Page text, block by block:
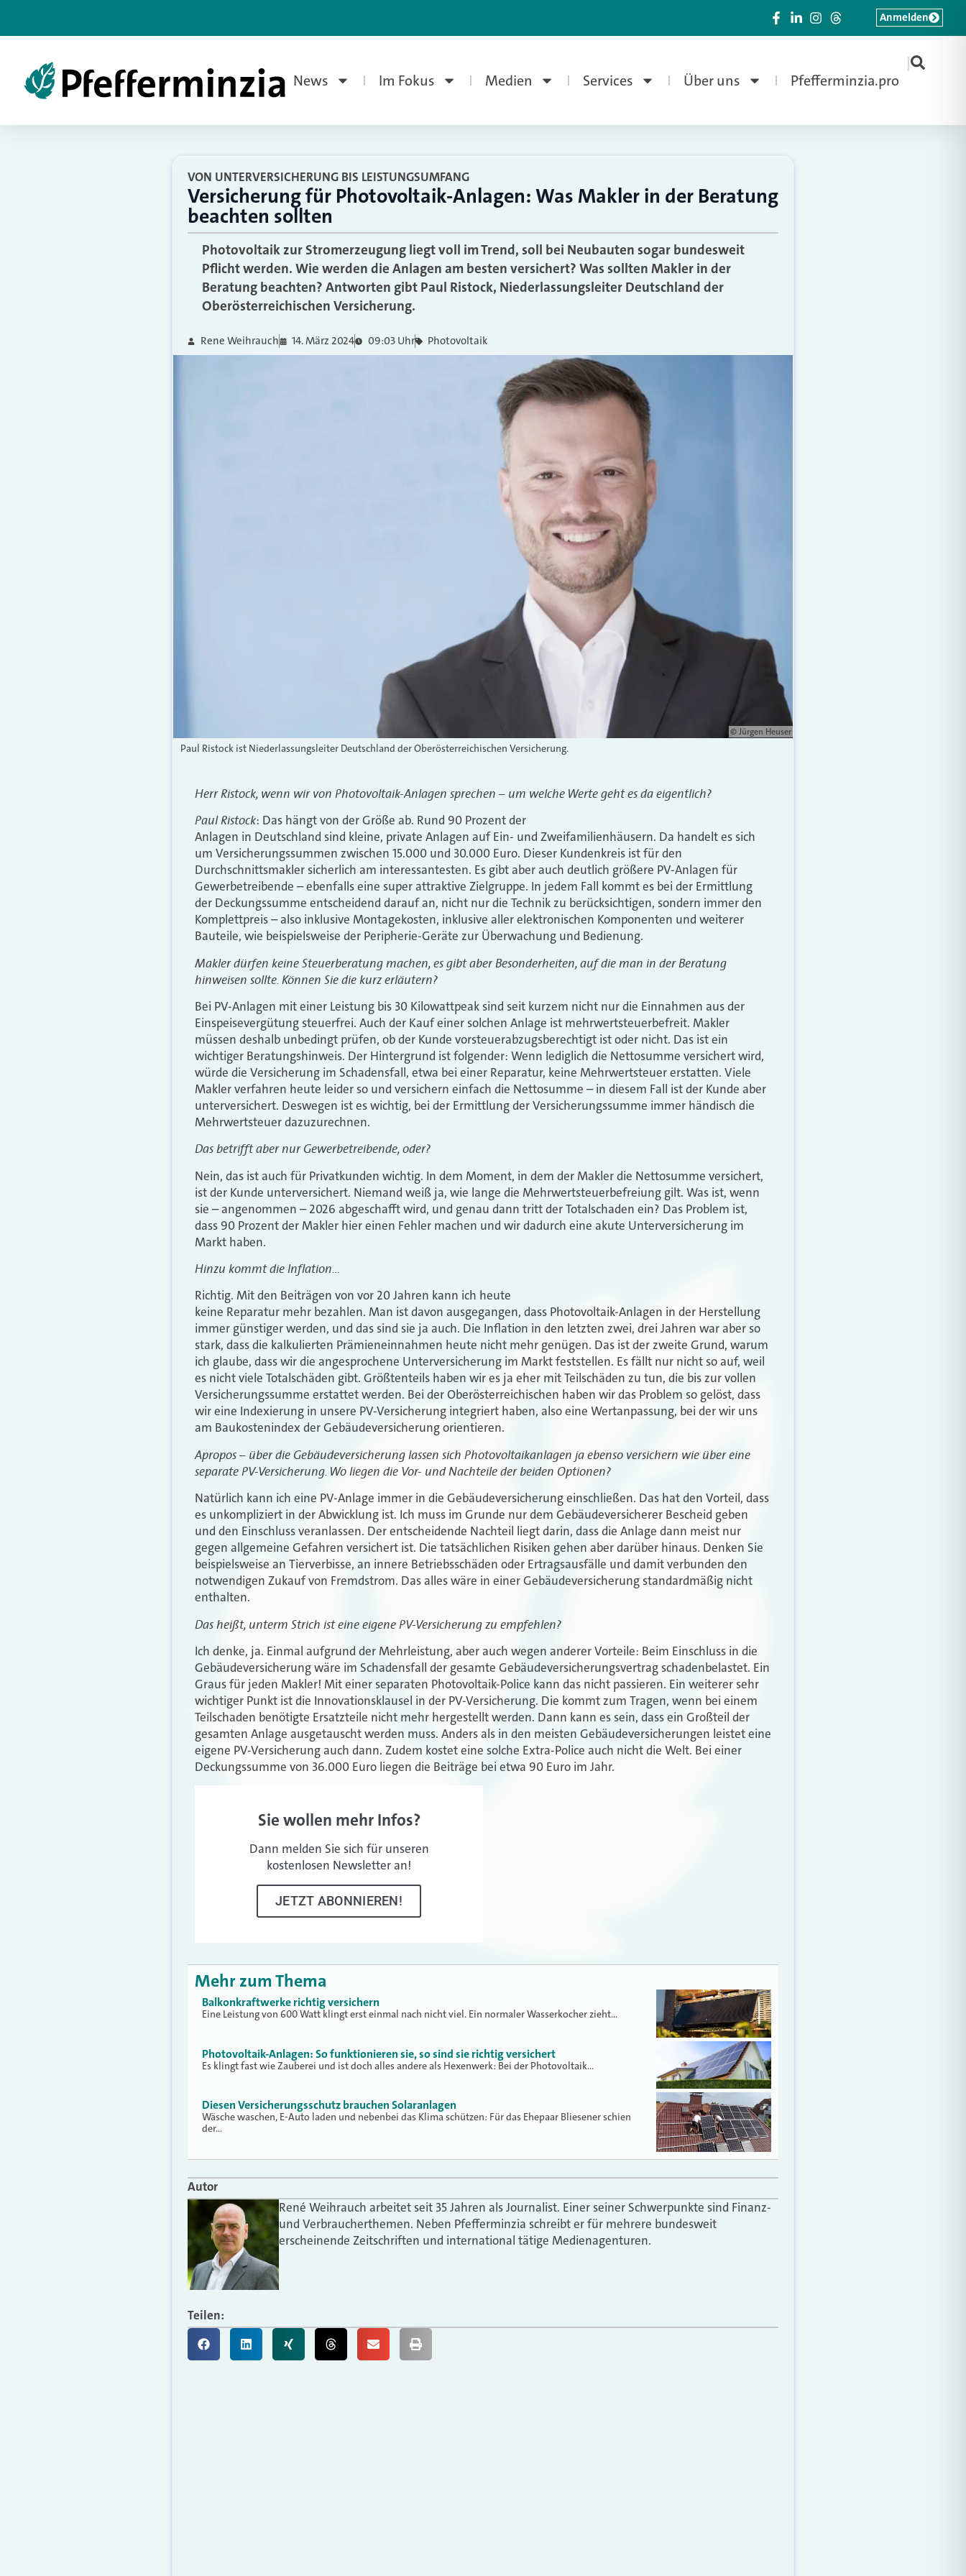
News Im Fokus Medien Services Über uns Pfefferminzia.pro
|
Anmelden
VON UNTERVERSICHERUNG BIS LEISTUNGSUMFANG
Versicherung für Photovoltaik-Anlagen: Was Makler in der Beratung
beachten sollten
Photovoltaik zur Stromerzeugung liegt voll im Trend, soll bei Neubauten sogar bundesweit
Pflicht werden. Wie werden die Anlagen am besten versichert? Was sollten Makler in der
Beratung beachten? Antworten gibt Paul Ristock, Niederlassungsleiter Deutschland der
Oberösterreichischen Versicherung.
Rene Weihrauch 14. März 2024 09:03 Uhr Photovoltaik
© Jürgen Heuser
Paul Ristock ist Niederlassungsleiter Deutschland der Oberösterreichischen Versicherung.
Herr Ristock, wenn wir von Photovoltaik-Anlagen sprechen – um welche Werte geht es da eigentlich?
Paul Ristock: Das hängt von der Größe ab. Rund 90 Prozent der
Anlagen in Deutschland sind kleine, private Anlagen auf Ein- und Zweifamilienhäusern. Da handelt es sich
um Versicherungssummen zwischen 15.000 und 30.000 Euro. Dieser Kundenkreis ist für den
Durchschnittsmakler sicherlich am interessantesten. Es gibt aber auch deutlich größere PV-Anlagen für
Gewerbetreibende – ebenfalls eine super attraktive Zielgruppe. In jedem Fall kommt es bei der Ermittlung
der Deckungssumme entscheidend darauf an, nicht nur die Technik zu berücksichtigen, sondern immer den
Komplettpreis – also inklusive Montagekosten, inklusive aller elektronischen Komponenten und weiterer
Bauteile, wie beispielsweise der Peripherie-Geräte zur Überwachung und Bedienung.
Makler dürfen keine Steuerberatung machen, es gibt aber Besonderheiten, auf die man in der Beratung
hinweisen sollte. Können Sie die kurz erläutern?
Bei PV-Anlagen mit einer Leistung bis 30 Kilowattpeak sind seit kurzem nicht nur die Einnahmen aus der
Einspeisevergütung steuerfrei. Auch der Kauf einer solchen Anlage ist mehrwertsteuerbefreit. Makler
müssen deshalb unbedingt prüfen, ob der Kunde vorsteuerabzugsberechtigt ist oder nicht. Das ist ein
wichtiger Beratungshinweis. Der Hintergrund ist folgender: Wenn lediglich die Nettosumme versichert wird,
würde die Versicherung im Schadensfall, etwa bei einer Reparatur, keine Mehrwertsteuer erstatten. Viele
Makler verfahren heute leider so und versichern einfach die Nettosumme – in diesem Fall ist der Kunde aber
unterversichert. Deswegen ist es wichtig, bei der Ermittlung der Versicherungssumme immer händisch die
Mehrwertsteuer dazuzurechnen.
Das betrifft aber nur Gewerbetreibende, oder?
Nein, das ist auch für Privatkunden wichtig. In dem Moment, in dem der Makler die Nettosumme versichert,
ist der Kunde unterversichert. Niemand weiß ja, wie lange die Mehrwertsteuerbefreiung gilt. Was ist, wenn
sie – angenommen – 2026 abgeschafft wird, und genau dann tritt der Totalschaden ein? Das Problem ist,
dass 90 Prozent der Makler hier einen Fehler machen und wir dadurch eine akute Unterversicherung im
Markt haben.
Hinzu kommt die Inflation…
Richtig. Mit den Beiträgen von vor 20 Jahren kann ich heute
keine Reparatur mehr bezahlen. Man ist davon ausgegangen, dass Photovoltaik-Anlagen in der Herstellung
immer günstiger werden, und das sind sie ja auch. Die Inflation in den letzten zwei, drei Jahren war aber so
stark, dass die kalkulierten Prämieneinnahmen heute nicht mehr genügen. Das ist der zweite Grund, warum
ich glaube, dass wir die angesprochene Unterversicherung im Markt feststellen. Es fällt nur nicht so auf, weil
es nicht viele Totalschäden gibt. Größtenteils haben wir es ja eher mit Teilschäden zu tun, die bis zur vollen
Versicherungssumme erstattet werden. Bei der Oberösterreichischen haben wir das Problem so gelöst, dass
wir eine Indexierung in unsere PV-Versicherung integriert haben, also eine Wertanpassung, bei der wir uns
am Baukostenindex der Gebäudeversicherung orientieren.
Apropos – über die Gebäudeversicherung lassen sich Photovoltaikanlagen ja ebenso versichern wie über eine
separate PV-Versicherung. Wo liegen die Vor- und Nachteile der beiden Optionen?
Natürlich kann ich eine PV-Anlage immer in die Gebäudeversicherung einschließen. Das hat den Vorteil, dass
es unkompliziert in der Abwicklung ist. Ich muss im Grunde nur dem Gebäudeversicherer Bescheid geben
und den Einschluss veranlassen. Der entscheidende Nachteil liegt darin, dass die Anlage dann meist nur
gegen allgemeine Gefahren versichert ist. Die tatsächlichen Risiken gehen aber darüber hinaus. Denken Sie
beispielsweise an Tierverbisse, an innere Betriebsschäden oder Ertragsausfälle und damit verbunden den
notwendigen Zukauf von Fremdstrom. Das alles wäre in einer Gebäudeversicherung standardmäßig nicht
enthalten.
Das heißt, unterm Strich ist eine eigene PV-Versicherung zu empfehlen?
Ich denke, ja. Einmal aufgrund der Mehrleistung, aber auch wegen anderer Vorteile: Beim Einschluss in die
Gebäudeversicherung wäre im Schadensfall der gesamte Gebäudeversicherungsvertrag schadenbelastet. Ein
Graus für jeden Makler! Mit einer separaten Photovoltaik-Police kann das nicht passieren. Ein weiterer sehr
wichtiger Punkt ist die Innovationsklausel in der PV-Versicherung. Die kommt zum Tragen, wenn bei einem
Teilschaden benötigte Ersatzteile nicht mehr hergestellt werden. Dann kann es sein, dass ein Großteil der
gesamten Anlage ausgetauscht werden muss. Anders als in den meisten Gebäudeversicherungen leistet eine
eigene PV-Versicherung auch dann. Zudem kostet eine solche Extra-Police auch nicht die Welt. Bei einer
Deckungssumme von 36.000 Euro liegen die Beiträge bei etwa 90 Euro im Jahr.
Sie wollen mehr Infos?
Dann melden Sie sich für unseren
kostenlosen Newsletter an!
JETZT ABONNIEREN!
Mehr zum Thema
Balkonkraftwerke richtig versichern
Eine Leistung von 600 Watt klingt erst einmal nach nicht viel. Ein normaler Wasserkocher zieht…
Photovoltaik-Anlagen: So funktionieren sie, so sind sie richtig versichert
Es klingt fast wie Zauberei und ist doch alles andere als Hexenwerk: Bei der Photovoltaik…
Diesen Versicherungsschutz brauchen Solaranlagen
Wäsche waschen, E-Auto laden und nebenbei das Klima schützen: Für das Ehepaar Bliesener schien
der…
Autor
René Weihrauch arbeitet seit 35 Jahren als Journalist. Einer seiner Schwerpunkte sind Finanz-
und Verbraucherthemen. Neben Pfefferminzia schreibt er für mehrere bundesweit
erscheinende Zeitschriften und international tätige Medienagenturen.
Teilen: